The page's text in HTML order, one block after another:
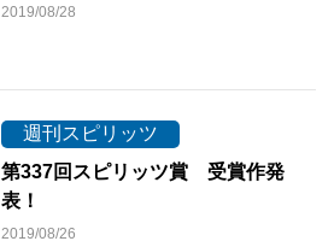
2019/08/28
週刊スピリッツ
第337回スピリッツ賞 受賞作発
表！
2019/08/26